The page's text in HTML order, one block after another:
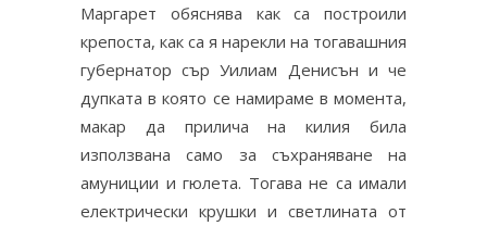
Маргарет обяснява как са построили
крепоста, как са я нарекли на тогавашния
губернатор сър Уилиам Денисън и че
дупката в която се намираме в момента,
макар да прилича на килия била
използвана само за съхраняване на
амуниции и гюлета. Тогава не са имали
електрически крушки и светлината от